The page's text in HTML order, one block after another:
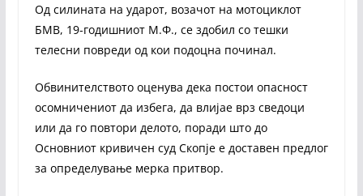
Од силината на ударот, возачот на мотоциклот
БМВ, 19-годишниот М.Ф., се здобил со тешки
телесни повреди од кои подоцна починал.
Обвинителството оценува дека постои опасност
осомничениот да избега, да влијае врз сведоци
или да го повтори делото, поради што до
Основниот кривичен суд Скопје е доставен предлог
за определување мерка притвор.